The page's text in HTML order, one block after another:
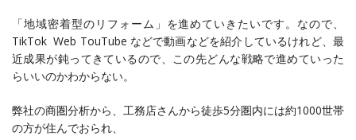
「地域密着型のリフォーム」を進めていきたいです。なので、
TikTok Web TouTube などで動画などを紹介しているけれど、最
近成果が鈍ってきているので、この先どんな戦略で進めていった
らいいのかわからない。
弊社の商圏分析から、工務店さんから徒歩5分圏内には約1000世帯
の方が住んでおられ、